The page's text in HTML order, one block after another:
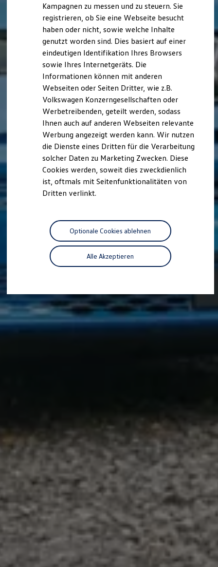
myVolkswagen Business
Elektrisch & Autonom
Elektro - & Hybridfahrzeuge
Unser Ansatz
Klimafreundlicher Strom
Reichweite & Ladelösungen
Reichweitensimulator
Ladezeitensimulator
Ladelösungen für Privatkunden
Ladelösungen für Gewerbekunden
Bidirektionales Laden
Förderung & Kosten der Elektrofahrzeuge
Fördermöglichkeiten für Privatkunden
Kostensimulator
Autonomes Fahren
Mehr zum ID. Buzz
California Welt
California Club
California Magazin & Ratgeber
California Reisen & Erlebnisse
California App
California Lifestyle & Zubehör
Übernachten im California
Unternehmen
Karriere im Autohaus
Nachhaltigkeit
Kunden
Gesellschaft
Kampagnen zu messen und zu steuern. Sie
registrieren, ob Sie eine Webseite besucht
haben oder nicht, sowie welche Inhalte
genutzt worden sind. Dies basiert auf einer
eindeutigen Identifikation Ihres Browsers
sowie Ihres Internetgeräts. Die
Informationen können mit anderen
Webseiten oder Seiten Dritter, wie z.B.
Volkswagen Konzerngesellschaften oder
Werbetreibenden, geteilt werden, sodass
Ihnen auch auf anderen Webseiten relevante
Werbung angezeigt werden kann. Wir nutzen
die Dienste eines Dritten für die Verarbeitung
solcher Daten zu Marketing Zwecken. Diese
Cookies werden, soweit dies zweckdienlich
ist, oftmals mit Seitenfunktionalitäten von
Dritten verlinkt.
Alle Akzeptieren
Optionale Cookies ablehnen